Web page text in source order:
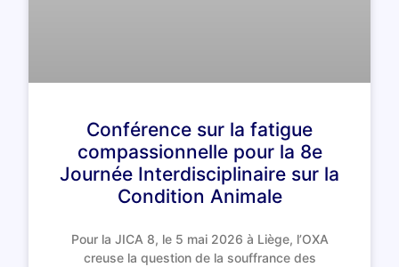
Conférence sur la fatigue
compassionnelle pour la 8e
Journée Interdisciplinaire sur la
Condition Animale
Pour la JICA 8, le 5 mai 2026 à Liège, l’OXA
creuse la question de la souffrance des